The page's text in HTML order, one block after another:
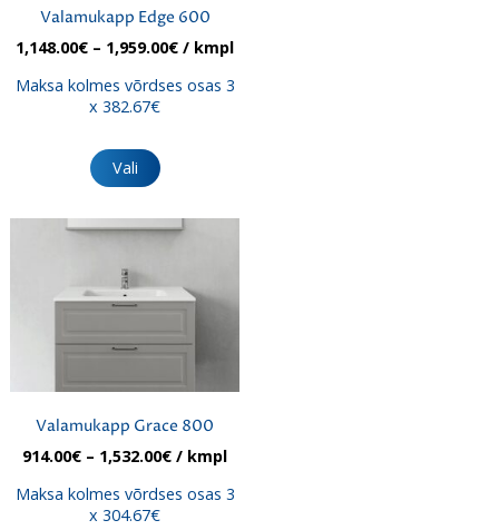
Valamukapp Edge 600
1,148.00€ – 1,959.00€Hinnavahemik:
kuni
/ kmpl
Maksa kolmes võrdses osas 3
x 382.67€
Vali
tootel
varianti.
teha
Valamukapp Grace 800
914.00€ – 1,532.00€Hinnavahemik:
kuni
/ kmpl
Maksa kolmes võrdses osas 3
x 304.67€